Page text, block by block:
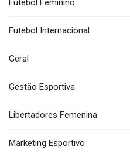
Futebol Feminino
Futebol Internacional
Geral
Gestão Esportiva
Libertadores Femenina
Marketing Esportivo